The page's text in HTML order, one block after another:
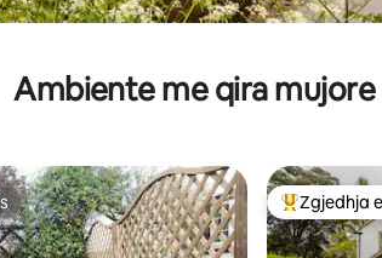
Ambiente me qira mujore
Më të mirat
Zgjedhja